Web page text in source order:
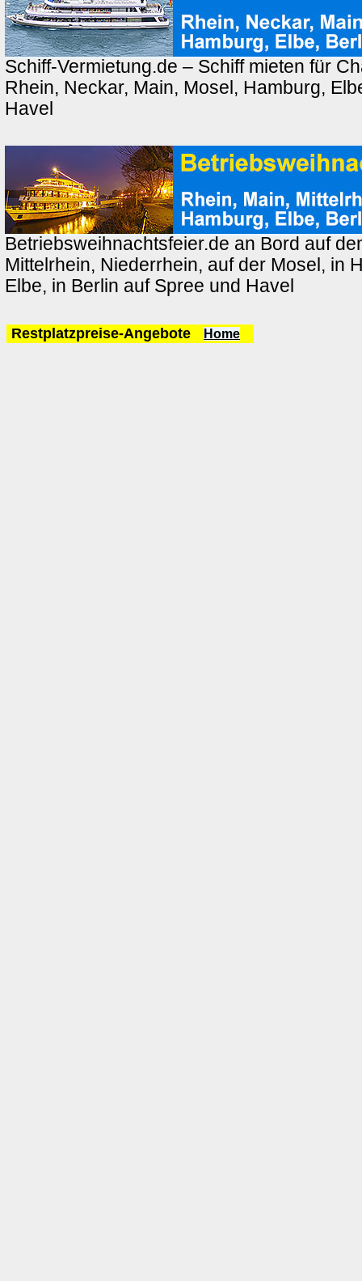
Schiff-Vermietung.de – Schiff mieten für
Rhein, Neckar, Main, Mosel, Hamburg,
Havel
Betriebsweihnachtsfeier.de an Bord auf
Mittelrhein, Niederrhein, auf der Mosel, in
Elbe, in Berlin auf Spree und Havel
Restplatzpreise-Angebote Home